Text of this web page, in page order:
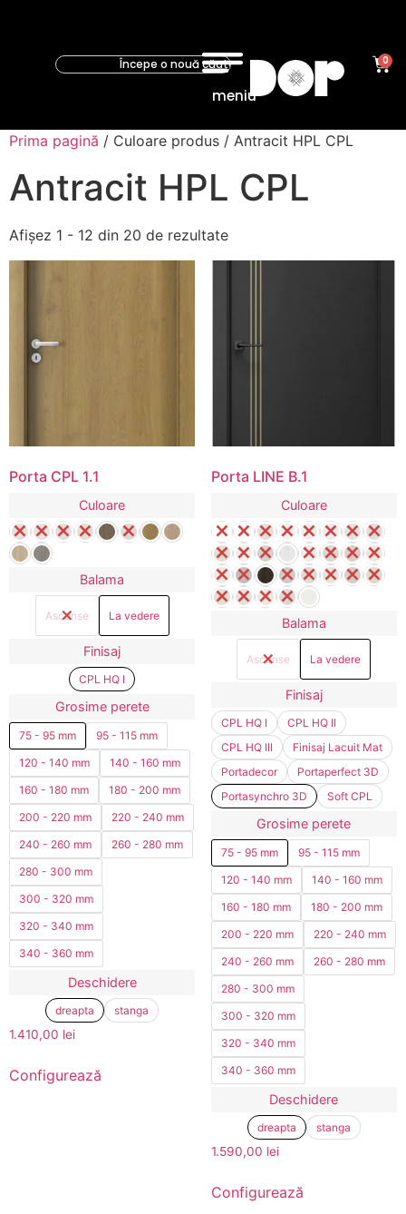
meniu
0
Prima pagină / Culoare produs / Antracit HPL CPL
Antracit HPL CPL
Afișez 1 - 12 din 20 de rezultate
Porta CPL 1.1
Culoare
Balama
Ascunse La vedere
Finisaj
CPL HQ I
Grosime perete
75 - 95 mm
95 - 115 mm
120 - 140 mm
140 - 160 mm
160 - 180 mm
180 - 200 mm
200 - 220 mm
220 - 240 mm
240 - 260 mm
260 - 280 mm
280 - 300 mm
300 - 320 mm
320 - 340 mm
340 - 360 mm
Deschidere
dreapta stanga
1.410,00 lei
Configurează
Porta LINE B.1
Culoare
Balama
Ascunse La vedere
Finisaj
CPL HQ I
CPL HQ II
CPL HQ III
Finisaj Lacuit Mat
Portadecor
Portaperfect 3D
Portasynchro 3D
Soft CPL
Grosime perete
75 - 95 mm
95 - 115 mm
120 - 140 mm
140 - 160 mm
160 - 180 mm
180 - 200 mm
200 - 220 mm
220 - 240 mm
240 - 260 mm
260 - 280 mm
280 - 300 mm
300 - 320 mm
320 - 340 mm
340 - 360 mm
Deschidere
dreapta stanga
1.590,00 lei
Configurează